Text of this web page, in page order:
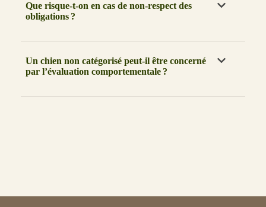
Que risque-t-on en cas de non-respect des
obligations ?
Un chien non catégorisé peut-il être concerné
par l’évaluation comportementale ?